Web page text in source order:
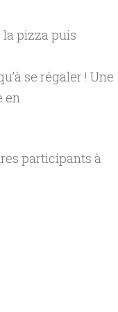
pizza puis
se régaler ! Une
en
participants à